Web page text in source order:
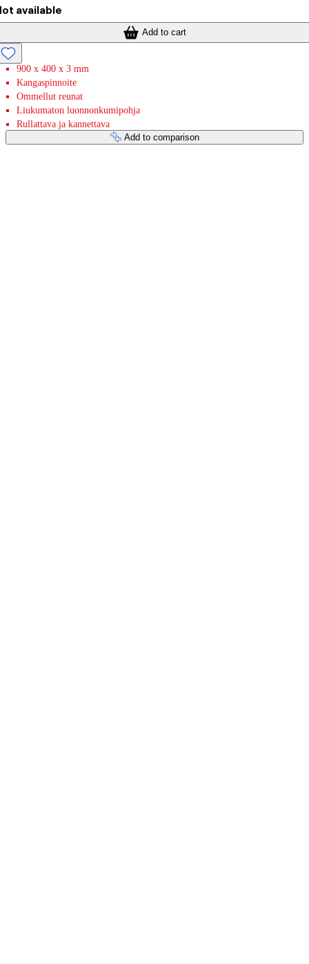
available
Add to cart
900 x 400 x 3 mm
Kangaspinnoite
Ommellut reunat
Liukumaton luonnonkumipohja
Rullattava ja kannettava
Add to comparison